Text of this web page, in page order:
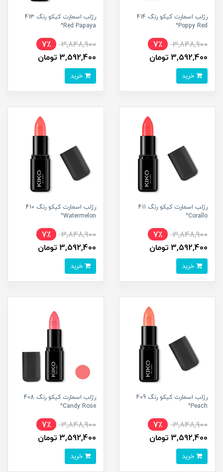
رژلب اسمارت کیکو رنگ 414
Poppy Red^
3,848,900
7٪
3,592,400 تومان
رژلب اسمارت کیکو رنگ 413
Red Papaya^
3,848,900
7٪
3,592,400 تومان
رژلب اسمارت کیکو رنگ 411
Corallo^
3,848,900
7٪
3,592,400 تومان
رژلب اسمارت کیکو رنگ 410
Watermelon^
3,848,900
7٪
3,592,400 تومان
رژلب اسمارت کیکو رنگ 409
Peach^
3,848,900
7٪
3,592,400 تومان
رژلب اسمارت کیکو رنگ 408
Candy Rose^
3,848,900
7٪
3,592,400 تومان